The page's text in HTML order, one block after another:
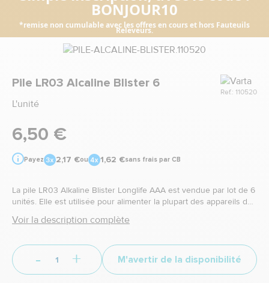
BONJOUR10
*remise non cumulable avec les offres en cours et hors Fauteuils
Releveurs.
Pile LR03 Alcaline Blister 6
L'unité
Marque
Ref.: 110520
6,50 €
Payez 2,17 €ou 1,62 €sans frais par CB
La pile LR03 Alkaline Blister Longlife AAA est vendue par lot de 6
unités. Elle est utilisée pour alimenter la plupart des appareils du
Voir la description complète
- + M'avertir de la disponibilité